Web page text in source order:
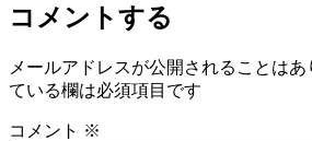
コメントする
メールアドレスが公開されることはあ
ている欄は必須項目です
コメント ※